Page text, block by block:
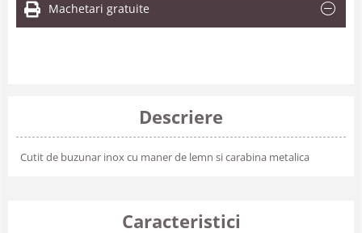
Machetari gratuite
Descriere
Cutit de buzunar inox cu maner de lemn si carabina metalica
Caracteristici